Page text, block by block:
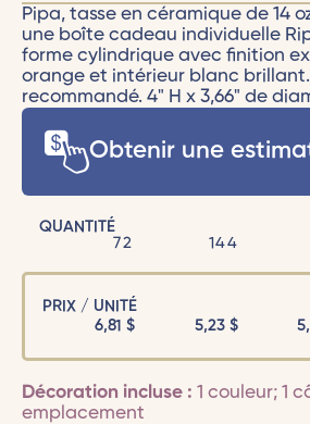
Pipa, tasse en céramique de 14
une boîte cadeau individuelle
forme cylindrique avec finition
orange et intérieur blanc
recommandé. 4" H x 3,66" de
Obtenir une
QUANTITÉ
72
144
PRIX / UNITÉ
6,81 $ 5,23$
Décoration incluse : 1 couleur; 1
emplacement